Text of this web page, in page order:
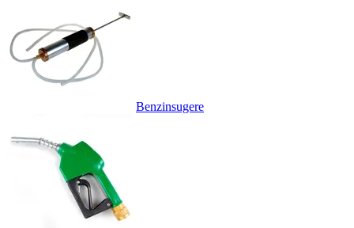
Benzinsugere